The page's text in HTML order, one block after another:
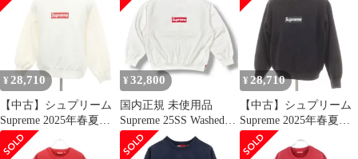
ゴ クルーネックスウェ
ットトレーナー ブラッ
エステル スウェット ホ
ワイト【サイズM】
【メンズ】
¥ 28,710
【中古】シュプリーム
Supreme 2025年春夏
Washed Box Logo
Crewneck コットンポリ
¥ 32,800
国内正規 未使用品
Supreme 25SS Washed
Box Logo Crewneck ウ
ォッシュドボックスロ
¥ 28,710
【中古】シュプリーム
Supreme 2025年春夏
Washed Box Logo
Crewneck コットンポリ